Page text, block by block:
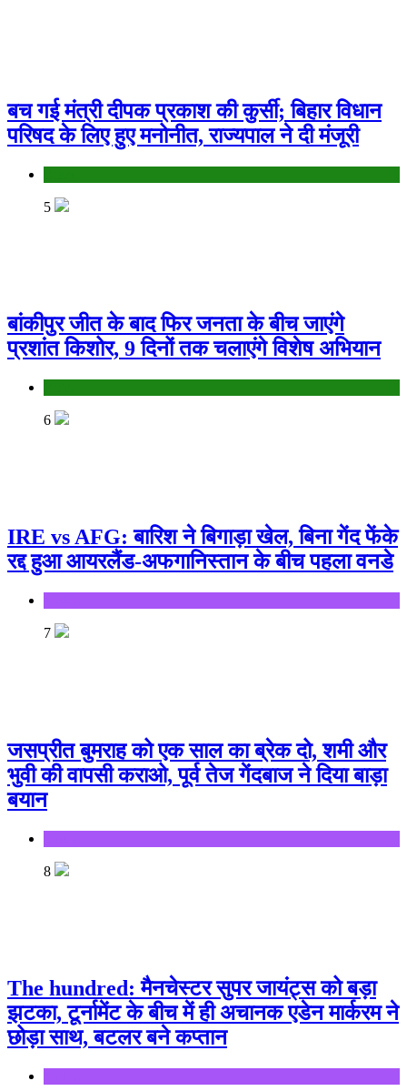
बच गई मंत्री दीपक प्रकाश की कुर्सी; बिहार विधान
परिषद के लिए हुए मनोनीत, राज्यपाल ने दी मंजूरी
5
बांकीपुर जीत के बाद फिर जनता के बीच जाएंगे
प्रशांत किशोर, 9 दिनों तक चलाएंगे विशेष अभियान
6
IRE vs AFG: बारिश ने बिगाड़ा खेल, बिना गेंद फेंके
रद्द हुआ आयरलैंड-अफगानिस्तान के बीच पहला वनडे
7
जसप्रीत बुमराह को एक साल का ब्रेक दो, शमी और
भुवी की वापसी कराओ, पूर्व तेज गेंदबाज ने दिया बाड़ा
बयान
8
The hundred: मैनचेस्टर सुपर जायंट्स को बड़ा
झटका, टूर्नामेंट के बीच में ही अचानक एडेन मार्करम ने
छोड़ा साथ, बटलर बने कप्तान